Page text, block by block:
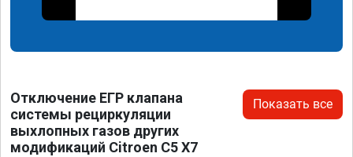
Отключение ЕГР клапана
системы рециркуляции
выхлопных газов других
модификаций Citroen C5 X7
Показать все